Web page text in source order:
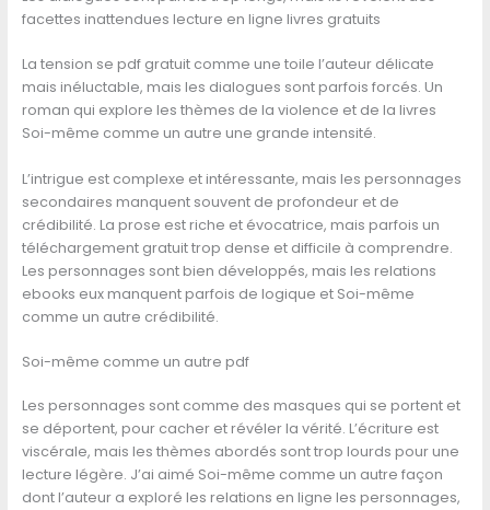
facettes inattendues lecture en ligne livres gratuits
La tension se pdf gratuit comme une toile l’auteur délicate
mais inéluctable, mais les dialogues sont parfois forcés. Un
roman qui explore les thèmes de la violence et de la livres
Soi-même comme un autre une grande intensité.
L’intrigue est complexe et intéressante, mais les personnages
secondaires manquent souvent de profondeur et de
crédibilité. La prose est riche et évocatrice, mais parfois un
téléchargement gratuit trop dense et difficile à comprendre.
Les personnages sont bien développés, mais les relations
ebooks eux manquent parfois de logique et Soi-même
comme un autre crédibilité.
Soi-même comme un autre pdf
Les personnages sont comme des masques qui se portent et
se déportent, pour cacher et révéler la vérité. L’écriture est
viscérale, mais les thèmes abordés sont trop lourds pour une
lecture légère. J’ai aimé Soi-même comme un autre façon
dont l’auteur a exploré les relations en ligne les personnages,